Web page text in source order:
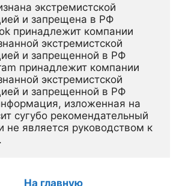
экстремистской
и запрещена в РФ
принадлежит компании
экстремистской
и запрещенной в РФ
принадлежит компании
экстремистской
и запрещенной в РФ
изложенная на
сугубо рекомендательный
не является руководством к
На главную